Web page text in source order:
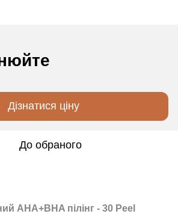
Дізнатися ціну
До обраного
AHA+BHA пілінг - 30 Peel